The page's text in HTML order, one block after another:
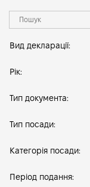
Вид декларації:
Рік:
Тип документа:
Тип посади:
Категорія посади:
Період подання: